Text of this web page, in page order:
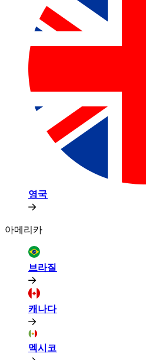
영국​​
아메리카​​
브라질​​
캐나다​​
멕시코​​